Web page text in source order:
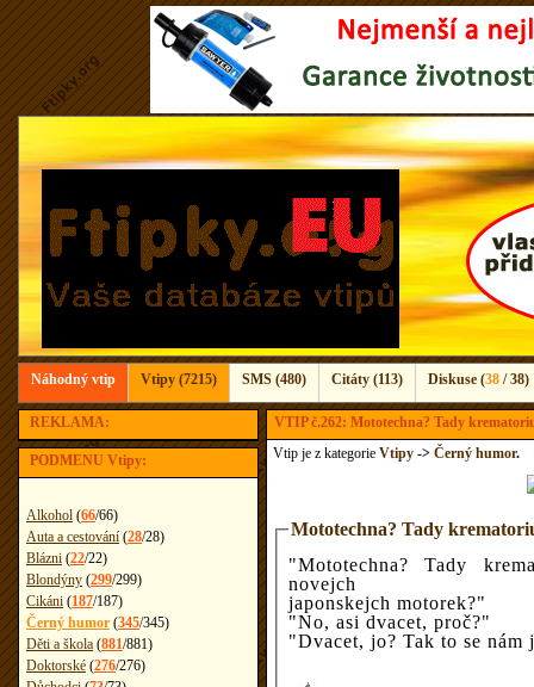
Náhodný vtip Vtipy (7215) SMS (480) Citáty (113) Diskuse (38 / 38)
REKLAMA:
PODMENU Vtipy:
Alkohol (66/66)
Auta a cestování (28/28)
Blázni (22/22)
Blondýny (299/299)
Cikáni (187/187)
Černý humor (345/345)
Děti a škola (881/881)
Doktorské (276/276)
VTIP č.262: Mototechna? Tady
Vtip je z kategorie Vtipy -> Černý humor.
Mototechna? Tady
"Mototechna? Tady
novejch
japonskejch motorek?"
"No, asi dvacet, proč?"
"Dvacet, jo? Tak to se